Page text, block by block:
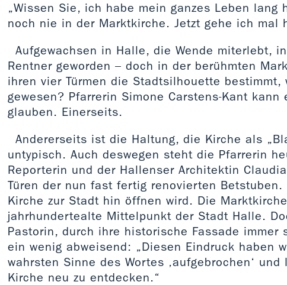
„Wissen Sie, ich habe mein ganzes Leben lang
noch nie in der Marktkirche. Jetzt gehe ich mal
Aufgewachsen in Halle, die Wende miterlebt,
Rentner geworden – doch in der berühmten
ihren vier Türmen die Stadtsilhouette bestimmt,
gewesen? Pfarrerin Simone Carstens-Kant
glauben. Einerseits.
Andererseits ist die Haltung, die Kirche als
untypisch. Auch deswegen steht die Pfarrerin
Reporterin und der Hallenser Architektin
Türen der nun fast fertig renovierten
Kirche zur Stadt hin öffnen wird. Die
jahrhundertealte Mittelpunkt der Stadt Halle.
Pastorin, durch ihre historische Fassade immer
ein wenig abweisend: „Diesen Eindruck haben
wahrsten Sinne des Wortes ‚aufgebrochen‘
Kirche neu zu entdecken.“